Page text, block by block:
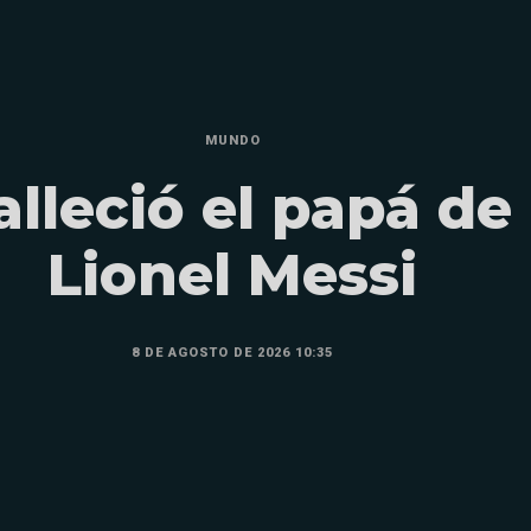
MUNDO
el papá de
Lionel Messi
8 DE AGOSTO DE 2026 10:35